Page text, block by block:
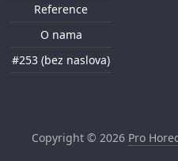
Reference
O nama
#253 (bez naslova)
Copyright © 2026 Pro